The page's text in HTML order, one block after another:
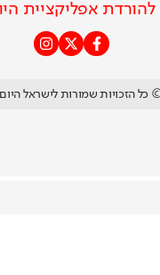
להורדת אפליקציית היום
הזכויות שמורות לישראל היום